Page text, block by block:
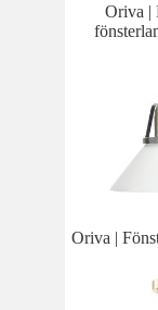
Oriva |
Oriva |